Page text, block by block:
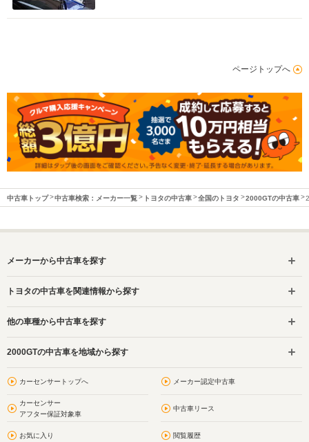
ページトップへ
中古車トップ 中古車検索：メーカー一覧 トヨタの中古車 全国のトヨタ 2000GTの中古車
メーカーから中古車を探す
トヨタの中古車を関連情報から探す
他の車種から中古車を探す
2000GTの中古車を地域から探す
カーセンサートップへ メーカー認定中古車
カーセンサー
アフター保証対象車
中古車リース
お気に入り 閲覧履歴